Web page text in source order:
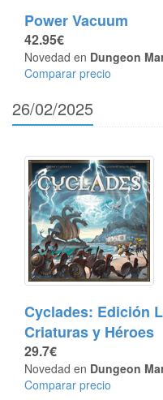
Power Vacuum
42.95€
Novedad en Dungeon
Comparar precio
26/02/2025
Cyclades: Edición
Criaturas y Héroes
29.7€
Novedad en Dungeon
Comparar precio